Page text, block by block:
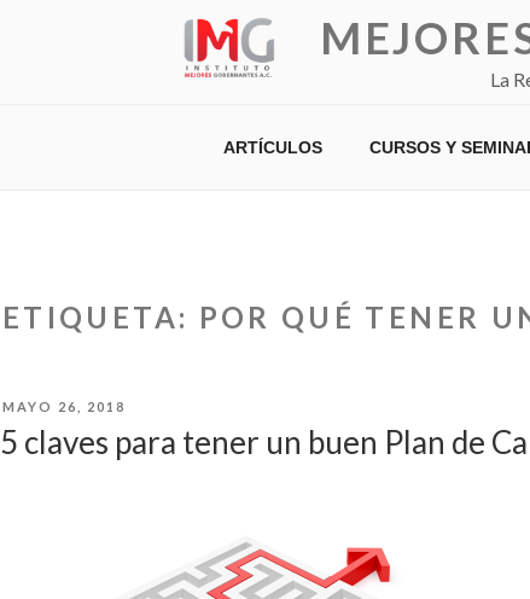
La
ARTÍCULOS CURSOS Y
ETIQUETA: POR QUÉ TENER
PUBLICADO
MAYO 26, 2018
5 claves para tener un buen Plan de